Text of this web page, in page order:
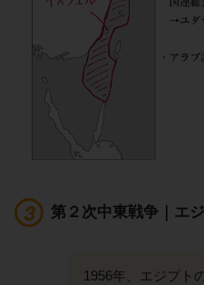
第２次中東戦争｜エ
1956年、エジプト